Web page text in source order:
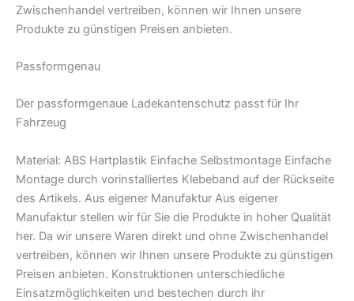
Zwischenhandel vertreiben, können wir Ihnen unsere
Produkte zu günstigen Preisen anbieten.
Passformgenau
Der passformgenaue Ladekantenschutz passt für Ihr
Fahrzeug
Material: ABS Hartplastik Einfache Selbstmontage Einfache
Montage durch vorinstalliertes Klebeband auf der Rückseite
des Artikels. Aus eigener Manufaktur Aus eigener
Manufaktur stellen wir für Sie die Produkte in hoher Qualität
her. Da wir unsere Waren direkt und ohne Zwischenhandel
vertreiben, können wir Ihnen unsere Produkte zu günstigen
Preisen anbieten. Konstruktionen unterschiedliche
Einsatzmöglichkeiten und bestechen durch ihr